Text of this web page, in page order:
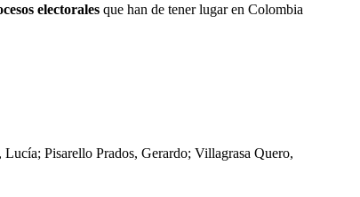
electorales que han de tener lugar en Colombia
Pisarello Prados, Gerardo; Villagrasa Quero,